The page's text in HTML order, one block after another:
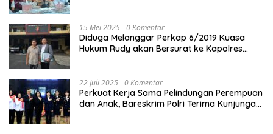
15 Mei 2025 0 Komentar
Diduga Melanggar Perkap 6/2019 Kuasa
Hukum Rudy akan Bersurat ke Kapolres
22 Juli 2025 0 Komentar
Perkuat Kerja Sama Pelindungan Perempuan
dan Anak, Bareskrim Polri Terima Kunjungan